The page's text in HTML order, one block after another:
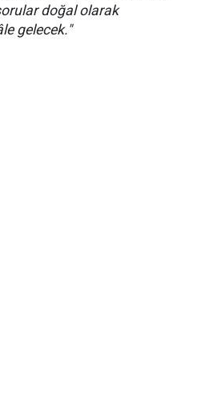
doğal olarak
gelecek."